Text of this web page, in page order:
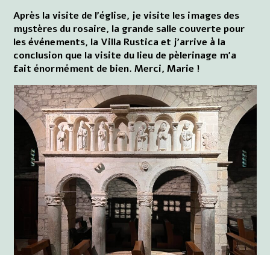
Après la visite de l'église, je visite les images des
mystères du rosaire, la grande salle couverte pour
les événements, la Villa Rustica et j'arrive à la
conclusion que la visite du lieu de pèlerinage m'a
fait énormément de bien. Merci, Marie !